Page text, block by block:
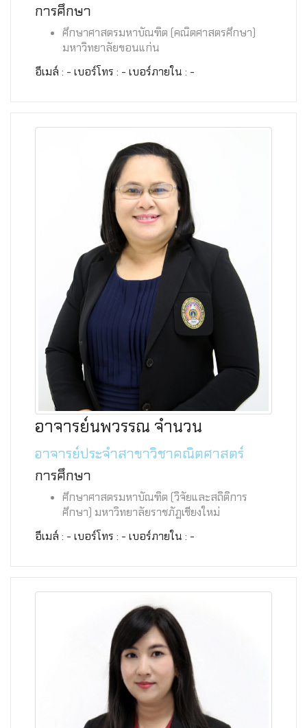
การศึกษา
ศึกษาศาสตรมหาบัณฑิต (คณิตศาสตรศึกษา)
มหาวิทยาลัยขอนแก่น
อีเมล์ : - เบอร์โทร : - เบอร์ภายใน : -
อาจารย์นพวรรณ จำนวน
อาจารย์ประจำสาขาวิชาคณิตศาสตร์
การศึกษา
ศึกษาศาสตรมหาบัณฑิต (วิจัยและสถิติการ
ศึกษา) มหาวิทยาลัยราชภัฏเชียงใหม่
อีเมล์ : - เบอร์โทร : - เบอร์ภายใน : -